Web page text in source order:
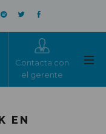
Contacta con
el gerente
EN